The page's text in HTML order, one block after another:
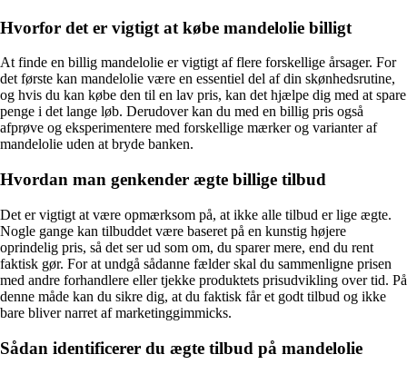
Hvorfor det er vigtigt at købe mandelolie billigt
At finde en billig mandelolie er vigtigt af flere forskellige årsager. For
det første kan mandelolie være en essentiel del af din skønhedsrutine,
og hvis du kan købe den til en lav pris, kan det hjælpe dig med at spare
penge i det lange løb. Derudover kan du med en billig pris også
afprøve og eksperimentere med forskellige mærker og varianter af
mandelolie uden at bryde banken.
Hvordan man genkender ægte billige tilbud
Det er vigtigt at være opmærksom på, at ikke alle tilbud er lige ægte.
Nogle gange kan tilbuddet være baseret på en kunstig højere
oprindelig pris, så det ser ud som om, du sparer mere, end du rent
faktisk gør. For at undgå sådanne fælder skal du sammenligne prisen
med andre forhandlere eller tjekke produktets prisudvikling over tid. På
denne måde kan du sikre dig, at du faktisk får et godt tilbud og ikke
bare bliver narret af marketinggimmicks.
Sådan identificerer du ægte tilbud på mandelolie